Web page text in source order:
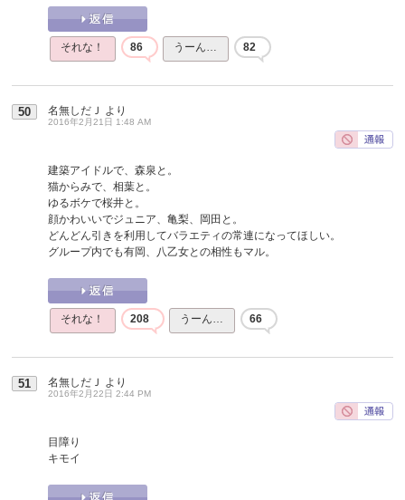
それな！ 86 うーん… 82
50 名無しだＪ より
2016年2月21日 1:48 AM
建築アイドルで、森泉と。
猫からみで、相葉と。
ゆるボケで桜井と。
顔かわいいでジュニア、亀梨、岡田と。
どんどん引きを利用してバラエティの常連になってほしい。
グループ内でも有岡、八乙女との相性もマル。
それな！ 208 うーん… 66
51 名無しだＪ より
2016年2月22日 2:44 PM
目障り
キモイ